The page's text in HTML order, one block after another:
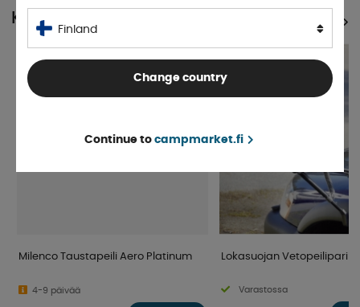
KATEGORIASSA
KATSO KAIKKI TUOTTEET
Milenco Taustapeili Aero Platinum
4-9 päivää
Lokasuojan Vetopeilipari
Varastossa
Finland
Change country
Continue to campmarket.fi